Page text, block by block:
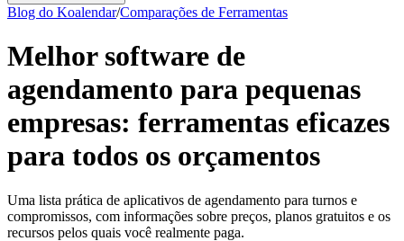
Blog do Koalendar/Comparações de Ferramentas
Melhor software de
agendamento para pequenas
empresas: ferramentas eficazes
para todos os orçamentos
Uma lista prática de aplicativos de agendamento para turnos e
compromissos, com informações sobre preços, planos gratuitos e os
recursos pelos quais você realmente paga.